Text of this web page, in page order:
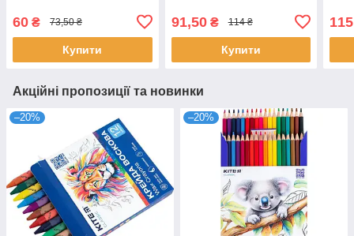
60 ₴ 73,50 ₴
Купити
91,50₴ 114 ₴
Купити
Акційні пропозиції та новинки
–20% –20%